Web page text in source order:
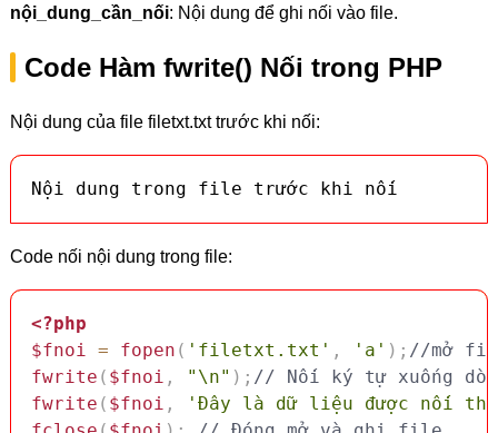
nội_dung_cần_nối: Nội dung để ghi nối vào file.
Code Hàm fwrite() Nối trong PHP
Nội dung của file filetxt.txt trước khi nối:
Nội dung trong file trước khi nối
Code nối nội dung trong file:
<?php
$fnoi = fopen ( 'filetxt.txt' , 'a' ) ; //mở
fwrite ( $fnoi , "\n" ) ; // Nối ký tự xuống
fwrite ( $fnoi ,
'Đây là dữ liệu được nối